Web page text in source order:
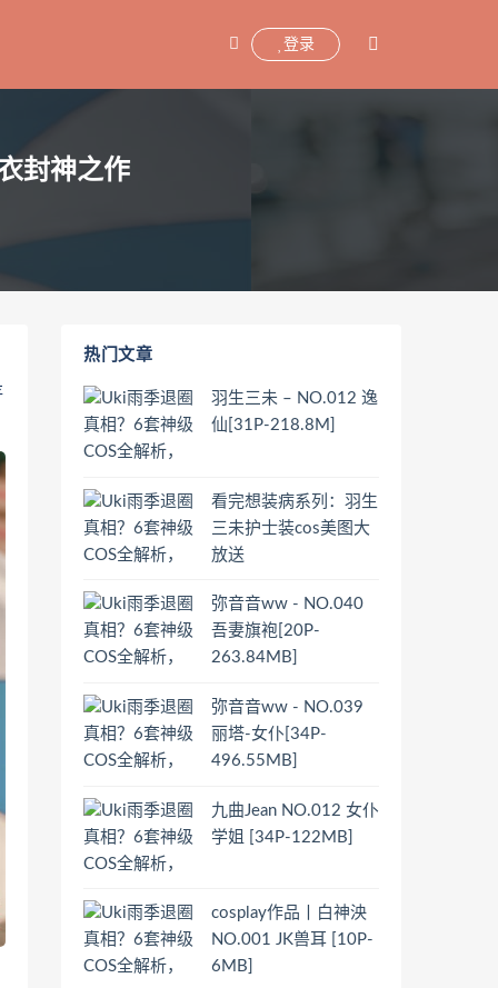
登录
封神之作
热门文章
羽生三未 – NO.012 逸
仙[31P-218.8M]
看完想装病系列：羽生
三未护士装cos美图大
放送
弥音音ww - NO.040
吾妻旗袍[20P-
263.84MB]
弥音音ww - NO.039
丽塔-女仆[34P-
496.55MB]
九曲Jean NO.012 女仆
学姐 [34P-122MB]
cosplay作品丨白神泱
NO.001 JK兽耳 [10P-
6MB]